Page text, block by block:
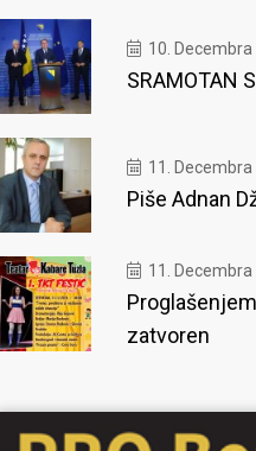
10. Decembra
SRAMOTAN
11. Decembra
Piše Adnan
11. Decembra
zatvoren